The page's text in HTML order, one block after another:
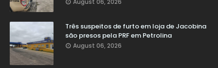
August 06, 2026
Três suspeitos de furto em loja de Jacobina
são presos pela PRF em Petrolina
August 06, 2026